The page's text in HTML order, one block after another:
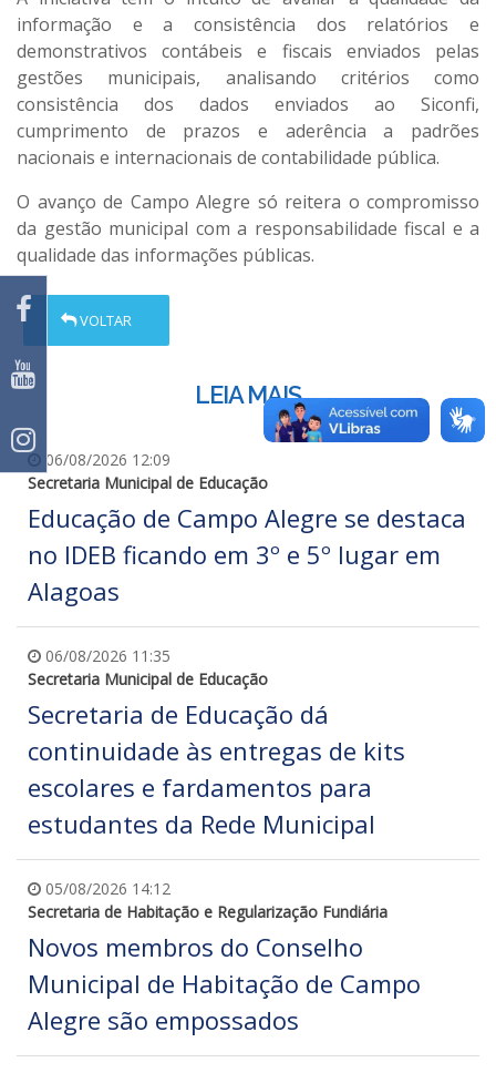
informação e a consistência dos relatórios e
demonstrativos contábeis e fiscais enviados pelas
gestões municipais, analisando critérios como
consistência dos dados enviados ao Siconfi,
cumprimento de prazos e aderência a padrões
nacionais e internacionais de contabilidade pública.
O avanço de Campo Alegre só reitera o compromisso
da gestão municipal com a responsabilidade fiscal e a
qualidade das informações públicas.
VOLTAR
LEIA MAIS
06/08/2026 12:09
Secretaria Municipal de Educação
Educação de Campo Alegre se destaca
no IDEB ficando em 3º e 5º lugar em
Alagoas
06/08/2026 11:35
Secretaria Municipal de Educação
Secretaria de Educação dá
continuidade às entregas de kits
escolares e fardamentos para
estudantes da Rede Municipal
05/08/2026 14:12
Secretaria de Habitação e Regularização Fundiária
Novos membros do Conselho
Municipal de Habitação de Campo
Alegre são empossados